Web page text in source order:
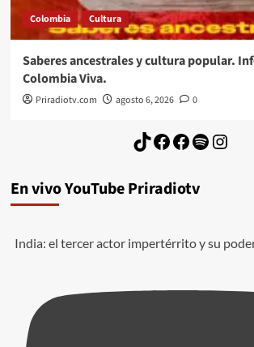
Colombia Cultura
Saberes ancestrales y cultura popular.
Colombia Viva.
Priradiotv.com agosto 6, 2026 0
TikTok
Facebook
Facebook
Spotify
En vivo YouTube Priradiotv
India: el tercer actor impertérrito y su